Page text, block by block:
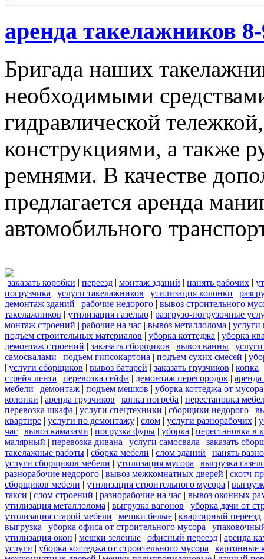
аренда такелажников
Бригада наших
необходимыми
гидравлической
конструкциями, а также
ремнями. В качестве
предлагается аренда
автомобильного
заказать коробки | переезд | монтаж зданий | нанять рабочих |
погрузчика | услуги такелажников | утилизация колонки |
демонтаж зданий | рабочие недорого | вывоз строительного
такелажников | утилизация газелью | разгрузо-погрузочные
монтаж строений | рабочие на час | вывоз металлолома | услуги
подъем строительных материалов | уборка коттеджа | уборка
демонтаж строений | заказать сборщиков | вывоз ванны |
самосвалами | подъем гипсокартона | подъем сухих смесей |
| услуги сборщиков | вывоз батарей | заказать грузчиков | копка
стрейч лента | перевозка сейфа | демонтаж перегородок |
мебели | демонтаж | подъем мешков | уборка коттеджа от мусора
колонки | аренда грузчиков | копка погреба | перестановка
перевозка шкафа | услуги спецтехники | сборщики недорого |
квартире | услуги по демонтажу | слом | услуги разнорабочих |
час | вывоз камазами | погрузка фуры | уборка | перестановка в
малярный | перевозка дивана | услуги самосвала | заказать
такелажные работы | сборка мебели | слом зданий | нанять
услуги сборщиков мебели | утилизация мусора | выгрузка
разнорабочие недорого | вывоз межкомнатных дверей | скотч
сборщиков мебели | утилизация строительного мусора |
такси | слом строений | разнорабочие на час | вывоз оконных
утилизация металлолома | выгрузка вагонов | уборка дачи от
утилизация старой мебели | мешки белые | квартирный переезд
выгрузка | уборка офиса от строительного мусора |
утилизация окон | мешки зеленые | офисный переезд | аренда
услуги | уборка коттеджа от строительного мусора | картонные